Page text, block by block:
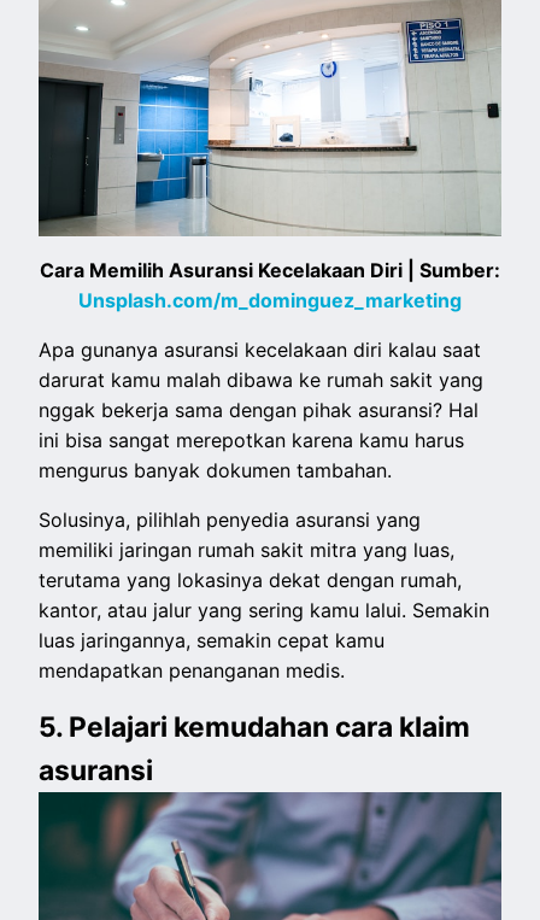
Cara Memilih Asuransi Kecelakaan Diri | Sumber:
Unsplash.com/m_dominguez_marketing
Apa gunanya asuransi kecelakaan diri kalau saat
darurat kamu malah dibawa ke rumah sakit yang
nggak bekerja sama dengan pihak asuransi? Hal
ini bisa sangat merepotkan karena kamu harus
mengurus banyak dokumen tambahan.
Solusinya, pilihlah penyedia asuransi yang
memiliki jaringan rumah sakit mitra yang luas,
terutama yang lokasinya dekat dengan rumah,
kantor, atau jalur yang sering kamu lalui. Semakin
luas jaringannya, semakin cepat kamu
mendapatkan penanganan medis.
5. Pelajari kemudahan cara klaim
asuransi